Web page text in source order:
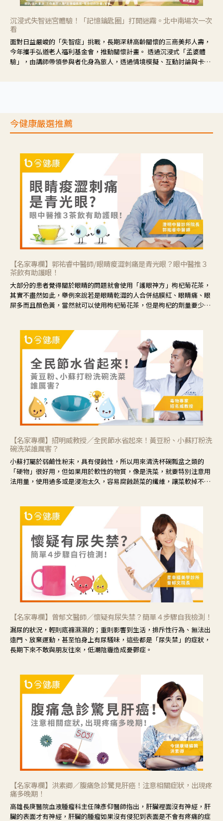
沉浸式失智迷宮體驗！「記憶鑰匙圈」打開迷霧。北中南場次一次
看
面對日益嚴峻的「失智症」挑戰，長期深耕高齡關懷的三商美邦人壽，
今年攜手弘道老人福利基金會，推動關懷計畫。 透過沉浸式「孟婆體
驗」，由講師帶領參與者化身為旅人，透過情境模擬、互動討論與卡牌
今健康嚴選推薦
【名家專欄】郭祐睿中醫師/眼睛痠澀刺痛是青光眼？眼中醫推３
茶飲有助護眼！
大部分的患者覺得關於眼睛的問題就會使用「護眼神方」枸杞菊花茶，
其實不盡然如此，舉例來說若是眼睛乾澀的人合併結膜紅、眼睛痛、眼
屎多而且顏色黃，當然就可以使用枸杞菊花茶，但是枸杞的劑量要少，
候就要使用菊花、金銀花來治療；假如單純的眼睛乾澀，結膜沒有紅，
眼睛周圍沒有眼屎，這種情況是屬於「陰虛」，就可以使用枸杞、蓮
藕、麥門冬、山藥等比較滋潤的藥材，效果就更顯著。
【名家專欄】招明威教授／全民節水省起來！黃豆粉、小蘇打粉洗
碗洗菜誰厲害？
小蘇打屬於弱鹼性粉末，具有侵蝕性，所以用來清洗杯碗瓢盆之類的
「硬物」很好用，但如果用於軟性的物質，像是洗菜，就要特別注意用
法用量，使用過多或是浸泡太久，容易腐蝕蔬菜的纖維，讓菜軟掉不清
【名家專欄】曾郁文醫師／懷疑有尿失禁？簡單４步驟自我檢測！
漏尿的狀況，輕則底褲濕濕的；重則影響到生活，排斥性行為、無法出
遠門、放棄運動，甚至怕身上有尿騷味，這些都是「尿失禁」的症狀，
長期下來不敢與朋友往來，低潮陰霾造成憂鬱症。
【名家專欄】洪素卿／腹痛急診驚見肝癌！注意相關症狀，出現疼
痛多晚期！
高雄長庚醫院血液腫瘤科主任陳彥仰醫師指出，肝臟裡面沒有神經，肝
臟的表面才有神經，肝臟的腫瘤如果沒有侵犯到表面是不會有疼痛的症